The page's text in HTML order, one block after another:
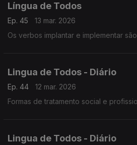
Língua de Todos
Ep. 45
13 mar. 2026
Os verbos implantar e implementar
Lingua de Todos - Diário
Ep. 44
12 mar. 2026
Formas de tratamento social e
Lingua de Todos - Diário